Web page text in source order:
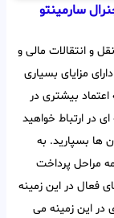
سارمینتو
و انتقالات مالی و
مزایای بسیاری
بیشتری در
در ارتباط خواهید
ها بسپارید. به
مراحل پرداخت
فعال در این زمینه
در این زمینه می